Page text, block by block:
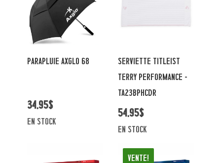
PARAPLUIE AXGLO 68
34,95$
en stock
SERVIETTE TITLEIST
TERRY PERFORMANCE -
TA23BPHCDR
54,95$
en stock
Vente!